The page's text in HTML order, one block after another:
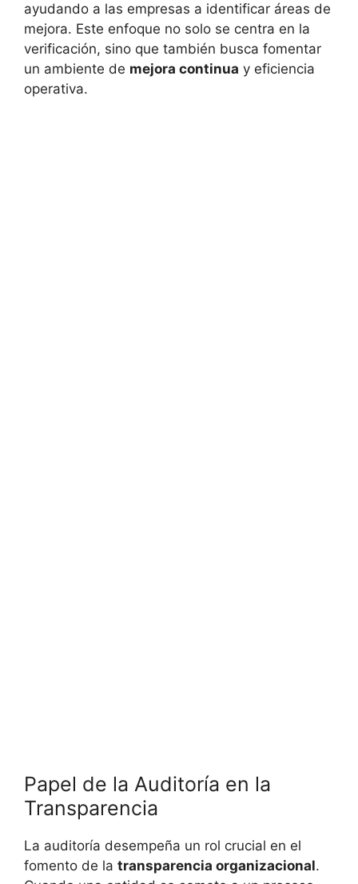
ayudando a las empresas a identificar áreas de
mejora. Este enfoque no solo se centra en la
verificación, sino que también busca fomentar
un ambiente de mejora continua y eficiencia
operativa.
Papel de la Auditoría en la
Transparencia
La auditoría desempeña un rol crucial en el
fomento de la transparencia organizacional.